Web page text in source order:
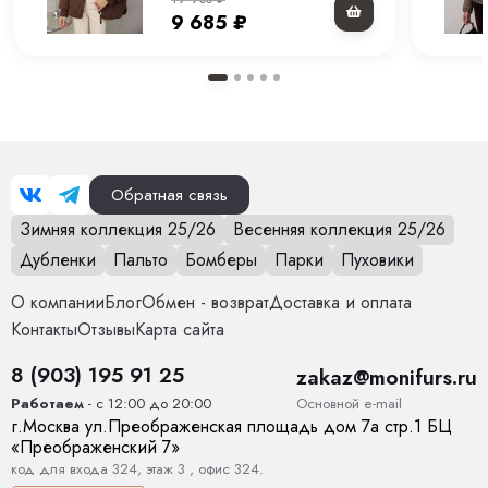
Страна производства Китай
Молния, кнопки
Опции капюшона Нет
Длина изделия 60 см
Опции опушки Нет
Температурный режим от 0 до +15
Декоративные элементы
Тип карманов глубокие
Конструктивные элементы Карманы
9 685 ₽
Обратная связь
Зимняя коллекция 25/26
Весенняя коллекция 25/26
Дубленки
Пальто Бомберы Парки
Пуховики
О компанииБлогОбмен - возвратДоставка и оплата
КонтактыОтзывыКарта сайта
8 (903) 195 91 25
Работаем - с 12:00 до 20:00
zakaz@monifurs.ru
Основной е-mail
г.Москва ул.Преображенская площадь дом 7а стр.1 БЦ
«Преображенский 7»
код для входа 324, этаж 3 , офис 324.